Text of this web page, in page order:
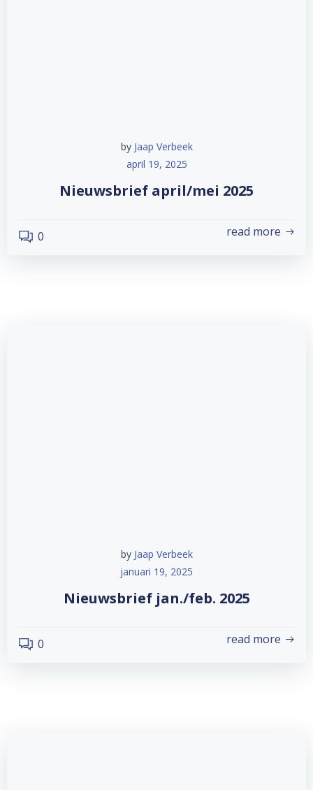
by Jaap Verbeek
april 19, 2025
Nieuwsbrief april/mei 2025
0 read more
by Jaap Verbeek
januari 19, 2025
Nieuwsbrief jan./feb. 2025
0 read more